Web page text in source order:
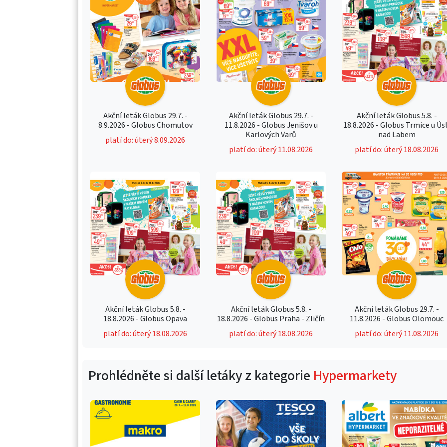
Akční leták Globus 29.7. -
8.9.2026 - Globus Chomutov
platí do: úterý 8.09.2026
Akční leták Globus 29.7. -
11.8.2026 - Globus Jenišov u
Karlových Varů
platí do: úterý 11.08.2026
Akční leták Globus 5.8. -
18.8.2026 - Globus Trmice u
nad Labem
platí do: úterý 18.08.2026
Akční leták Globus 5.8. -
18.8.2026 - Globus Opava
platí do: úterý 18.08.2026
Akční leták Globus 5.8. -
18.8.2026 - Globus Praha - Zličín
platí do: úterý 18.08.2026
Akční leták Globus 29.7. -
11.8.2026 - Globus Olomouc
platí do: úterý 11.08.2026
Prohlédněte si další letáky z kategorie Hypermarkety